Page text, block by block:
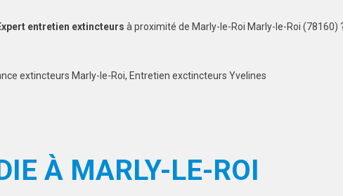
entretien extincteurs à proximité de Marly-le-Roi Marly-le-Roi (78160)
extincteurs Marly-le-Roi, Entretien exctincteurs Yvelines
À MARLY-LE-ROI